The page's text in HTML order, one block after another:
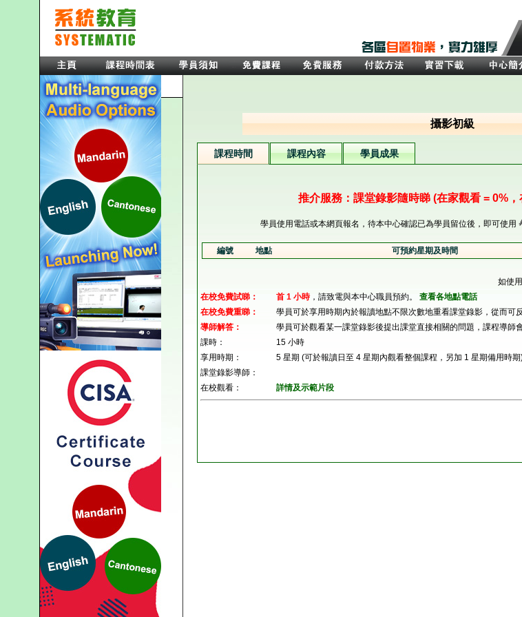
攝影初級
課程時間 課程內容 學員成果
推介服務：課堂錄影隨時睇 (在家觀看 = 0%
學員使用電話或本網頁報名，待本中心確認已為學員留位後，即可使用
編號 地點 可預約星期及時間
如使
在校免費試睇：
首 1 小時，請致電與本中心職員預約。 查看各地點電話
在校免費重睇：
學員可於享用時期內於報讀地點不限次數地重看課堂錄影，從而可
導師解答：
學員可於觀看某一課堂錄影後提出課堂直接相關的問題，課程導師
課時：
15 小時
享用時期：
5 星期 (可於報讀日至 4 星期內觀看整個課程，另加 1 星期備用時期
課堂錄影導師：
在校觀看：
詳情及示範片段